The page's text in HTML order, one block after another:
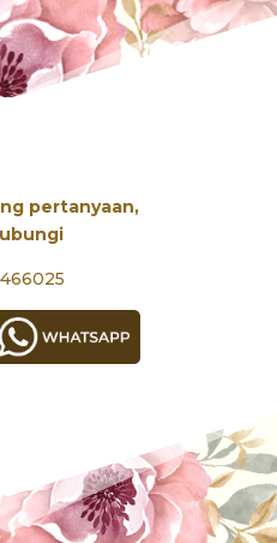
pertanyaan,